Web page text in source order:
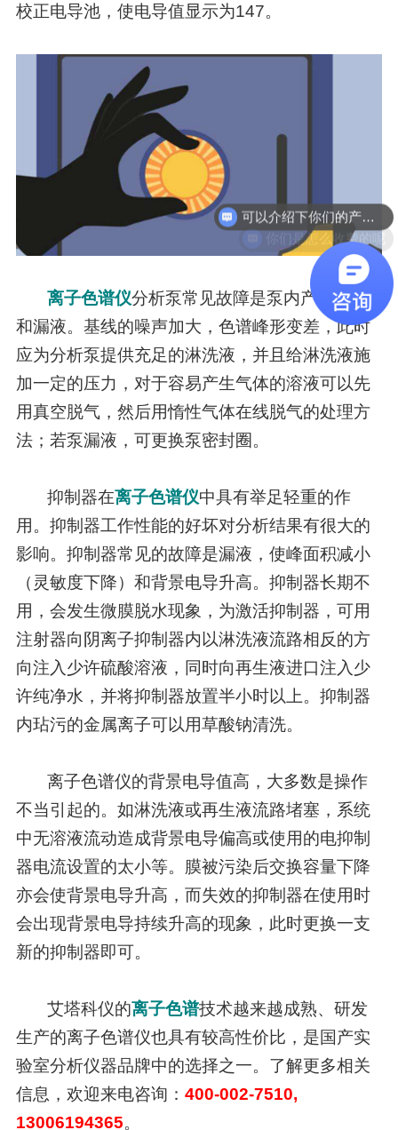
校正电导池，使电导值显示为147。
离子色谱仪分析泵常见故障是泵内产生气泡
和漏液。基线的噪声加大，色谱峰形变差，此时
应为分析泵提供充足的淋洗液，并且给淋洗液施
加一定的压力，对于容易产生气体的溶液可以先
用真空脱气，然后用惰性气体在线脱气的处理方
法；若泵漏液，可更换泵密封圈。
抑制器在离子色谱仪中具有举足轻重的作
用。抑制器工作性能的好坏对分析结果有很大的
影响。抑制器常见的故障是漏液，使峰面积减小
（灵敏度下降）和背景电导升高。抑制器长期不
用，会发生微膜脱水现象，为激活抑制器，可用
注射器向阴离子抑制器内以淋洗液流路相反的方
向注入少许硫酸溶液，同时向再生液进口注入少
许纯净水，并将抑制器放置半小时以上。抑制器
内玷污的金属离子可以用草酸钠清洗。
离子色谱仪的背景电导值高，大多数是操作
不当引起的。如淋洗液或再生液流路堵塞，系统
中无溶液流动造成背景电导偏高或使用的电抑制
器电流设置的太小等。膜被污染后交换容量下降
亦会使背景电导升高，而失效的抑制器在使用时
会出现背景电导持续升高的现象，此时更换一支
新的抑制器即可。
艾塔科仪的离子色谱技术越来越成熟、研发
生产的离子色谱仪也具有较高性价比，是国产实
验室分析仪器品牌中的选择之一。了解更多相关
信息，欢迎来电咨询： 400-002-7510,
13006194365。
你们是怎么收费的呢